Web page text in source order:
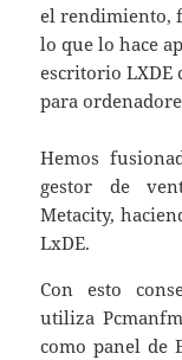
el rendimiento,
lo que lo hace
escritorio LXDE
para
Hemos
gestor de
Metacity,
LxDE.
Con esto
utiliza
como panel de